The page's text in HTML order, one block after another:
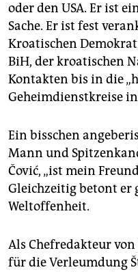
oder den USA. Er ist
Sache. Er ist fest
Kroatischen
BiH, der kroatischen
Kontakten bis in die
Geheimdienstkreise in
Ein bisschen
Mann und
Čović, „ist mein
Gleichzeitig betont er
Weltoffenheit.
Als Chefredakteur
für die Verleumdung